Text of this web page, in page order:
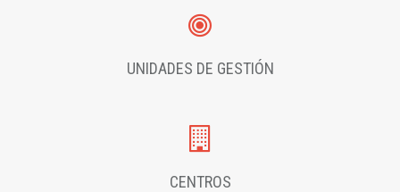
UNIDADES DE GESTIÓN
CENTROS